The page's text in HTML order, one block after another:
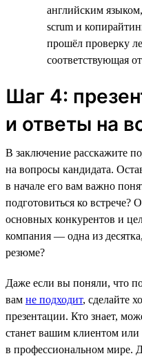
английским
scrum и
прошёл проверку
соответствующая
Шаг 4:
и ответы на
В заключение расскажите
на вопросы кандидата.
в начале его вам важно
подготовиться ко встрече?
основных конкурентов и
компания — одна из
резюме?
Даже если вы поняли, что
вам не подходит, сделайте
презентации. Кто знает,
станет вашим клиентом
в профессиональном мире.